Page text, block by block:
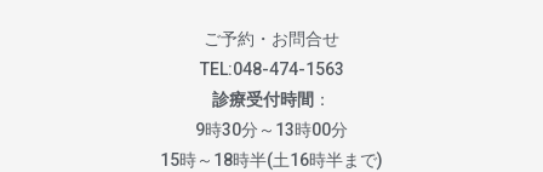
ご予約・お問合せ
TEL:048-474-1563
診療受付時間 ：
9時30分～13時00分
15時～18時半(土16時半まで)